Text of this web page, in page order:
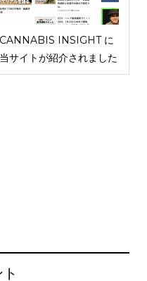
CANNABIS INSIGHT に
当サイトが紹介されました